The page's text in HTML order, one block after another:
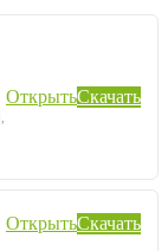
ОткрытьСкачать
ОткрытьСкачать